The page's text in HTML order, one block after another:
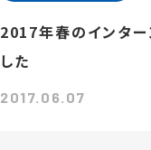
2017年春のインタ
した
2017.06.07